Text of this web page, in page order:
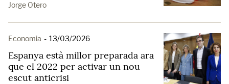
Jorge Otero
Economia - 13/03/2026
Espanya està millor preparada ara
que el 2022 per activar un nou
escut anticrisi